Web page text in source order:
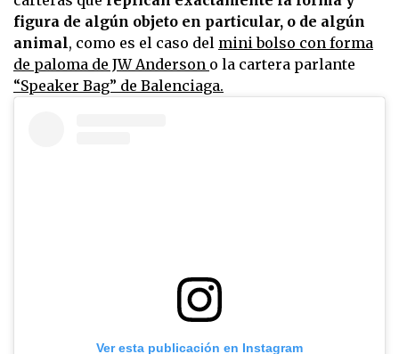
figura de algún objeto en particular, o de algún
animal, como es el caso del mini bolso con forma
de paloma de JW Anderson o la cartera parlante
“Speaker Bag” de Balenciaga.
Ver esta publicación en Instagram